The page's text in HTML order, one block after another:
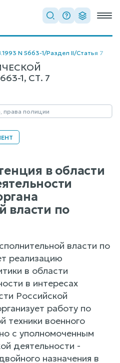
N 5663-1/Раздел II/Статья 7
1, СТ. 7
в области
власти по
власти по
реализацию
в области
в интересах
Российской
работу по
техники военного
с уполномоченным
деятельности -
назначения в